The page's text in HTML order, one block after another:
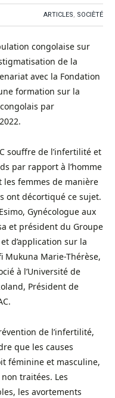
ARTICLES, SOCIÈTÉ
congolaise sur
de la
avec la Fondation
formation sur la
par
souffre de l’infertilité et
par rapport à l’homme
les femmes de manière
ont décortiqué ce sujet.
Gynécologue aux
et président du Groupe
d’application sur la
Mukuna Marie-Thérèse,
à l’Université de
Président de
de l’infertilité,
que les causes
féminine et masculine,
traitées. Les
les avortements